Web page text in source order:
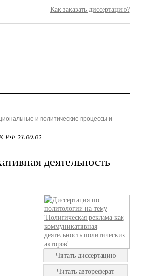
Как заказать диссертацию?
и политические процессы и
РФ 23.00.02
деятельность
Читать диссертацию
Читать автореферат